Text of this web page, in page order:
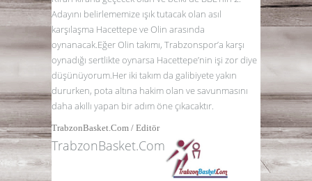
Adayını belirlememize ışık tutacak olan asıl
karşılaşma Hacettepe ve Olin arasında
oynanacak.Eğer Olin takımı, Trabzonspor’a karşı
oynadığı sertlikte oynarsa Hacettepe’nin işi zor diye
düşünüyorum.Her iki takım da galibiyete yakın
dururken, pota altına hakim olan ve savunmasını
daha akıllı yapan bir adım öne çıkacaktır.
TrabzonBasket.Com / Editör
TrabzonBasket.Com